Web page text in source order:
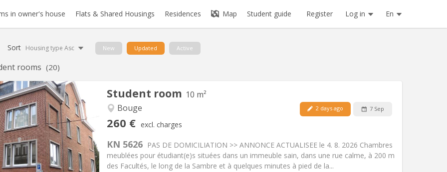
in owner's house Flats & Shared Housings Residences Map Student guide Register Log in En
Sort Housing type Asc New Updated Active
rooms (20)
Student room 10 m²
Bouge
260 € excl. charges
2 days ago 7 Sep
KN 5626 PAS DE DOMICILIATION >> ANNONCE ACTUALISEE le 4. 8. 2026 Chambres
meublées pour étudiant(e)s situées dans un immeuble sain, dans une rue calme, à 200 m
des Facultés, le long de la Sambre et à quelques minutes à pied de la...
Info
€
85 €
12 months
No
Arrangement
Bathroom:Shared bathroom
Surface:10 m2
Other
Atmosphere:Calm